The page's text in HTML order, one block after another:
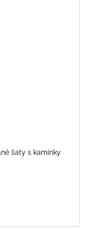
šaty s kamínky